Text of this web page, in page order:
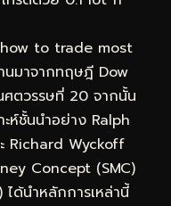
how to trade most
มาจากทฤษฎี Dow
ตวรรษที่ 20 จากนั้น
ห์ชั้นนำอย่าง Ralph
Richard Wyckoff
Concept (SMC)
ด้นำหลักการเหล่านี้